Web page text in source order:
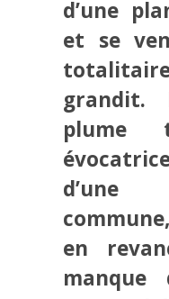
d’une
et se
grandit.
plume
d’une
en